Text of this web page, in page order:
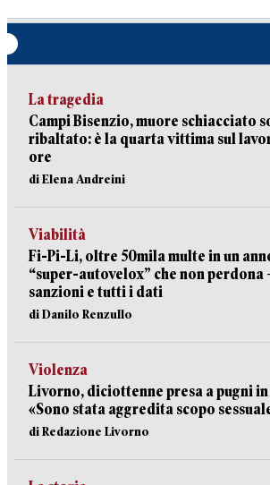
La tragedia
Campi Bisenzio, muore schiacciato
ribaltato: è la quarta vittima sul
ore
di Elena Andreini
Viabilità
Fi-Pi-Li, oltre 50mila multe in un
“super-autovelox” che non perdona
sanzioni e tutti i dati
di Danilo Renzullo
Violenza
Livorno, diciottenne presa a pugni
«Sono stata aggredita scopo
di Redazione Livorno